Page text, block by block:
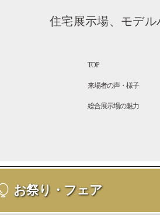
住宅展示場、モデル
TOP
来場者の声・様子
総合展示場の魅力
お祭り・フェア